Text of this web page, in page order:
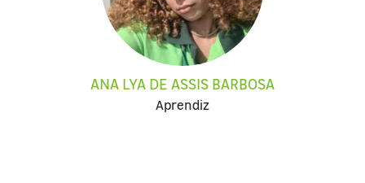
ANA LYA DE ASSIS BARBOSA
Aprendiz